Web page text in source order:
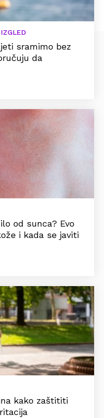
sramimo bez
da
od sunca? Evo
i kada se javiti
kako zaštititi